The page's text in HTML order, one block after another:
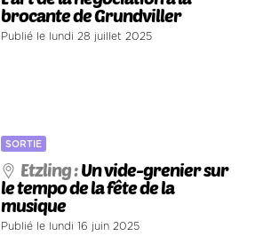
brocante de Grundviller
Publié le lundi 28 juillet 2025
SORTIE
Etzling :Un vide-grenier sur
le tempo de la fête de la
musique
Publié le lundi 16 juin 2025